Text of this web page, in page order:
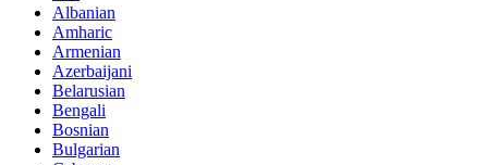
Albanian
Amharic
Armenian
Azerbaijani
Belarusian
Bengali
Bosnian
Bulgarian